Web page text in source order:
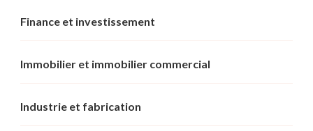
Finance et investissement
Immobilier et immobilier commercial
Industrie et fabrication